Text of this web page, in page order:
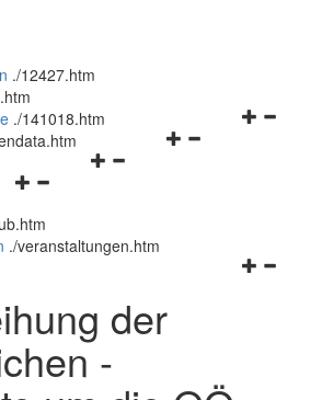
./12427.htm
Navigationsmenü
./141018.htm
Navigationsmenü
Navigationsmenü
und
schließen
./veranstaltungen.htm
der
-